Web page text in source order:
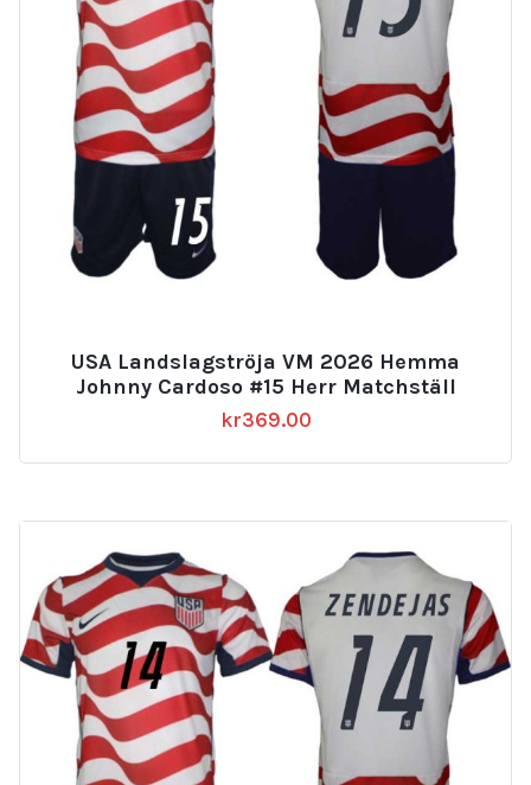
USA Landslagströja VM 2026 Hemma
Johnny Cardoso #15 Herr Matchställ
kr369.00